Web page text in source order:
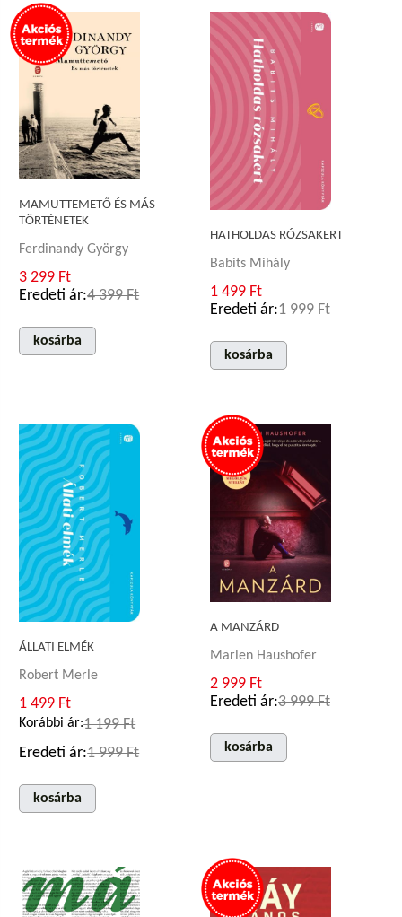
MAMUTTEMETŐ ÉS MÁS
TÖRTÉNETEK
Ferdinandy György
3 299 Ft
Eredeti ár:4 399 Ft
kosárba
HATHOLDAS RÓZSAKERT
Babits Mihály
1 499 Ft
Eredeti ár:1 999 Ft
kosárba
ÁLLATI ELMÉK
Robert Merle
1 499 Ft
Korábbi ár:1 199 Ft
Eredeti ár:1 999 Ft
kosárba
A MANZÁRD
Marlen Haushofer
2 999 Ft
Eredeti ár:3 999 Ft
kosárba